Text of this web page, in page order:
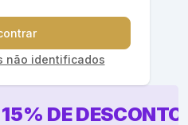
não identificados
15% DE DESCONTO